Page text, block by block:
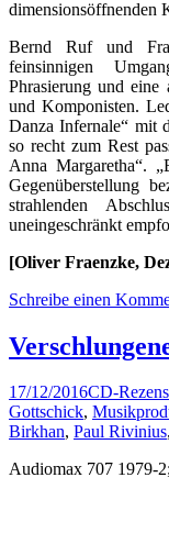
dimensionsöffnenden
Bernd Ruf und
feinsinnigen
Phrasierung und eine
und Komponisten.
Danza Infernale“ mit
so recht zum Rest
Anna Margaretha“.
Gegenüberstellung
strahlenden
uneingeschränkt
[Oliver Fraenzke,
Schreibe einen
17/12/2016CD-
Gottschick,
Birkhan, Paul Rivinius,
Audiomax 707 1979-